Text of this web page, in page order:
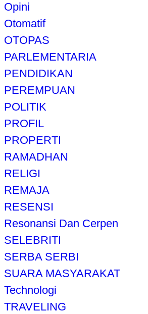
Opini
Otomatif
OTOPAS
PARLEMENTARIA
PENDIDIKAN
PEREMPUAN
POLITIK
PROFIL
PROPERTI
RAMADHAN
RELIGI
REMAJA
RESENSI
Resonansi Dan Cerpen
SELEBRITI
SERBA SERBI
SUARA MASYARAKAT
Technologi
TRAVELING